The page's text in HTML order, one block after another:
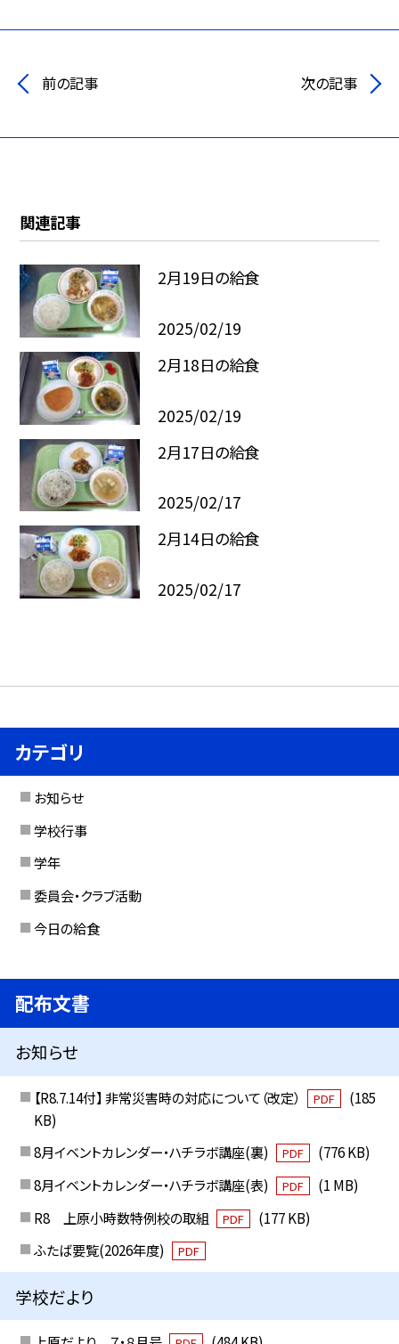
前の記事 次の記事
関連記事
2月19日の給食
2025/02/19
2月18日の給食
2025/02/19
2月17日の給食
2025/02/17
2月14日の給食
2025/02/17
カテゴリ
お知らせ
学校行事
学年
委員会・クラブ活動
今日の給食
配布文書
お知らせ
【R8.7.14付】 非常災害時の対応について（改定） PDF
(185
KB)
8月イベントカレンダー・ハチラボ講座(裏)
PDF
(776 KB)
8月イベントカレンダー・ハチラボ講座(表)
PDF
(1 MB)
R8 上原小時数特例校の取組
PDF
(177 KB)
ふたば要覧(2026年度)
PDF
学校だより